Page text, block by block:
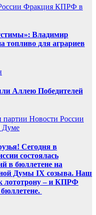
Фракция КПРФ в
Владимир
топливо для аграриев
Аллею Победителей
партии Новости России
Думе
Сегодня в
состоялась
в бюллетене на
Думы IX созыва. Наш
лототрону – и КПРФ